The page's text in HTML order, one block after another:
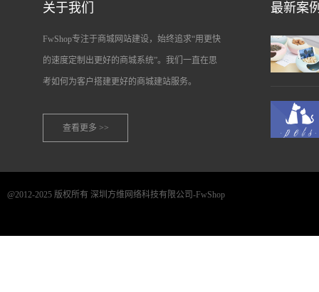
关于我们
FwShop专注于商城网站建设，始终追求“用更快
的速度定制出更好的商城系统”。我们一直在思
考如何为客户搭建更好的商城建站服务。
查看更多 >>
最新案
@2012-2025 版权所有 深圳方维网络科技有限公司-FwShop